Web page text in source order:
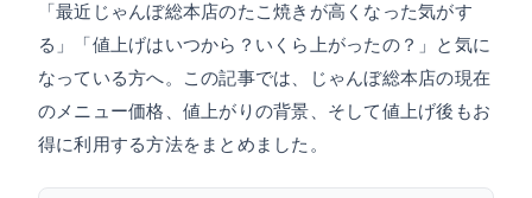
「最近じゃんぼ総本店のたこ焼きが高くなった気がす
る」「値上げはいつから？いくら上がったの？」と気に
なっている方へ。この記事では、じゃんぼ総本店の現在
のメニュー価格、値上がりの背景、そして値上げ後もお
得に利用する方法をまとめました。